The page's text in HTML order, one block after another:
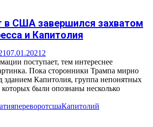
в США завершился захватом
и Капитолия
07.01.2021 2
поступает, тем интереснее
Пока сторонники Трампа мирно
зданием Капитолия, группа непонятных
были опознаны несколько
переворотсшаКапитолий